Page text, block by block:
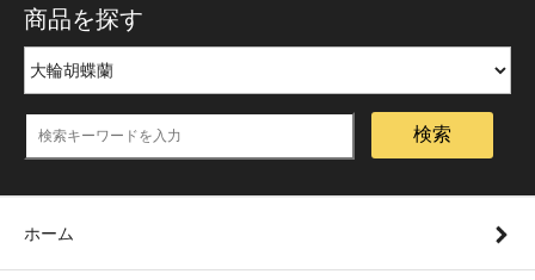
商品を探す
検索
ホーム